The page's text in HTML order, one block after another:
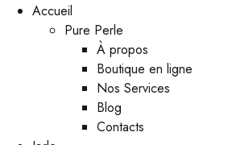
Accueil
Pure Perle
À propos
Boutique en ligne
Nos Services
Blog
Contacts